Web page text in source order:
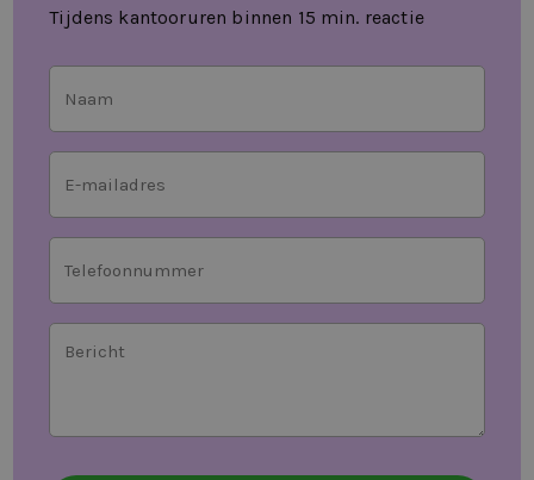
Tijdens kantooruren binnen 15 min. reactie
(Vereist)
(Vereist)